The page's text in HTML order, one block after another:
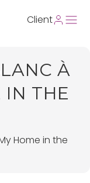
Client
À
IN THE
Home in the